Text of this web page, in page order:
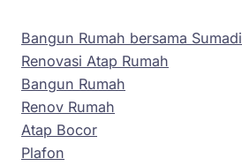
Bangun Rumah bersama Sumadi
Renovasi Atap Rumah
Bangun Rumah
Renov Rumah
Atap Bocor
Plafon